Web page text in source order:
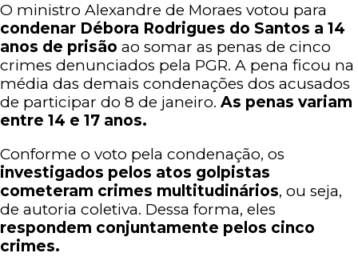
O ministro Alexandre de Moraes votou para
condenar Débora Rodrigues do Santos a 14
anos de prisão ao somar as penas de cinco
crimes denunciados pela PGR. A pena ficou na
média das demais condenações dos acusados
de participar do 8 de janeiro. As penas variam
entre 14 e 17 anos.
Conforme o voto pela condenação, os
investigados pelos atos golpistas
cometeram crimes multitudinários, ou seja,
de autoria coletiva. Dessa forma, eles
respondem conjuntamente pelos cinco
crimes.